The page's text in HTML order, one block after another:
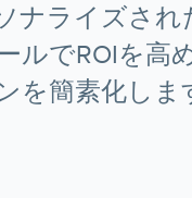
ナライズさ
ルでROIを高
を簡素化しま